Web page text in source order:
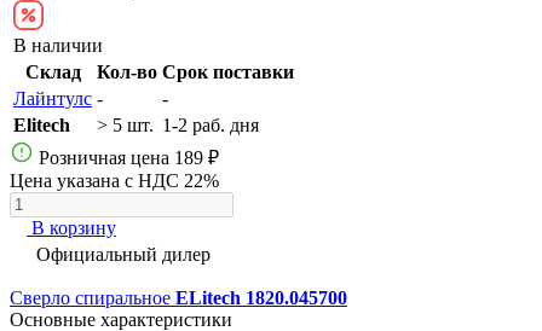
В наличии
Склад
Кол-во Срок поставки
Лайнтулс -
-
Elitech
> 5 шт. 1-2 раб. дня
Розничная цена 189 ₽
Цена указана с НДС 22%
В корзину
Официальный дилер
Сверло спиральное ELitech 1820.045700
Основные характеристики